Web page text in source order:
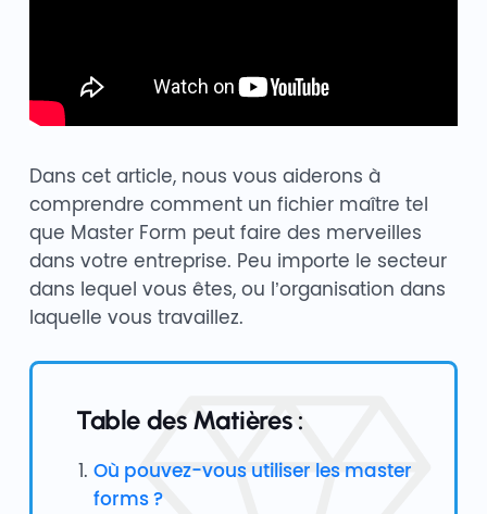
Dans cet article, nous vous aiderons à
comprendre comment un fichier maître tel
que Master Form peut faire des merveilles
dans votre entreprise. Peu importe le secteur
dans lequel vous êtes, ou l’organisation dans
laquelle vous travaillez.
Table des Matières :
Où pouvez-vous utiliser les master
forms ?